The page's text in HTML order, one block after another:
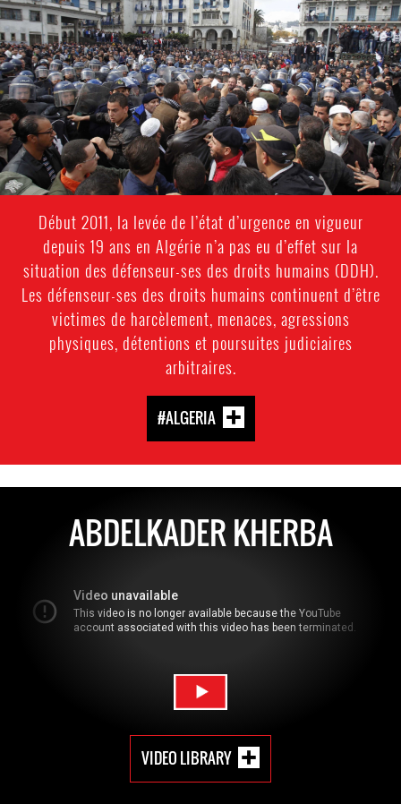
#Algeria-
protest-
context-
good.jpg
Début 2011, la levée de l’état d’urgence en vigueur
depuis 19 ans en Algérie n’a pas eu d’effet sur la
situation des défenseur-ses des droits humains (DDH).
Les défenseur-ses des droits humains continuent d’être
victimes de harcèlement, menaces, agressions
physiques, détentions et poursuites judiciaires
arbitraires.
#ALGERIA
ABDELKADER KHERBA
VIDEO LIBRARY